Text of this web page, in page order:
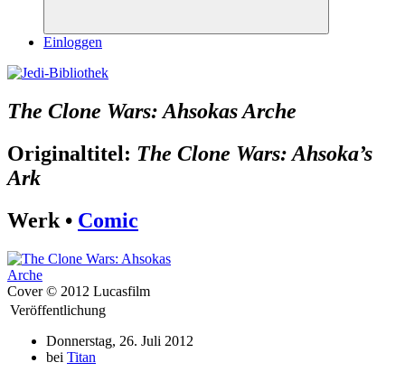
Suchen
Einloggen
The Clone Wars: Ahsokas Arche
Originaltitel: The Clone Wars: Ahsoka’s
Ark
Werk • Comic
Cover © 2012 Lucasfilm
Veröffentlichung
Donnerstag, 26. Juli 2012
bei Titan